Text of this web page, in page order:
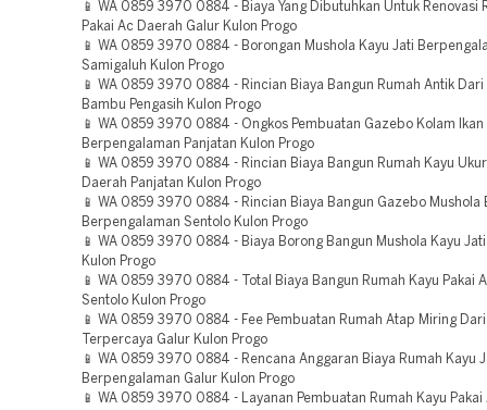
📱 WA 0859 3970 0884 - Biaya Yang Dibutuhkan Untuk Renovasi
Pakai Ac Daerah Galur Kulon Progo
📱 WA 0859 3970 0884 - Borongan Mushola Kayu Jati
Samigaluh Kulon Progo
📱 WA 0859 3970 0884 - Rincian Biaya Bangun Rumah Antik Dari
Bambu Pengasih Kulon Progo
📱 WA 0859 3970 0884 - Ongkos Pembuatan Gazebo Kolam Ikan
Berpengalaman Panjatan Kulon Progo
📱 WA 0859 3970 0884 - Rincian Biaya Bangun Rumah Kayu
Daerah Panjatan Kulon Progo
📱 WA 0859 3970 0884 - Rincian Biaya Bangun Gazebo Mushola
Berpengalaman Sentolo Kulon Progo
📱 WA 0859 3970 0884 - Biaya Borong Bangun Mushola Kayu
Kulon Progo
📱 WA 0859 3970 0884 - Total Biaya Bangun Rumah Kayu Pakai
Sentolo Kulon Progo
📱 WA 0859 3970 0884 - Fee Pembuatan Rumah Atap Miring
Terpercaya Galur Kulon Progo
📱 WA 0859 3970 0884 - Rencana Anggaran Biaya Rumah Kayu
Berpengalaman Galur Kulon Progo
📱 WA 0859 3970 0884 - Layanan Pembuatan Rumah Kayu Pakai